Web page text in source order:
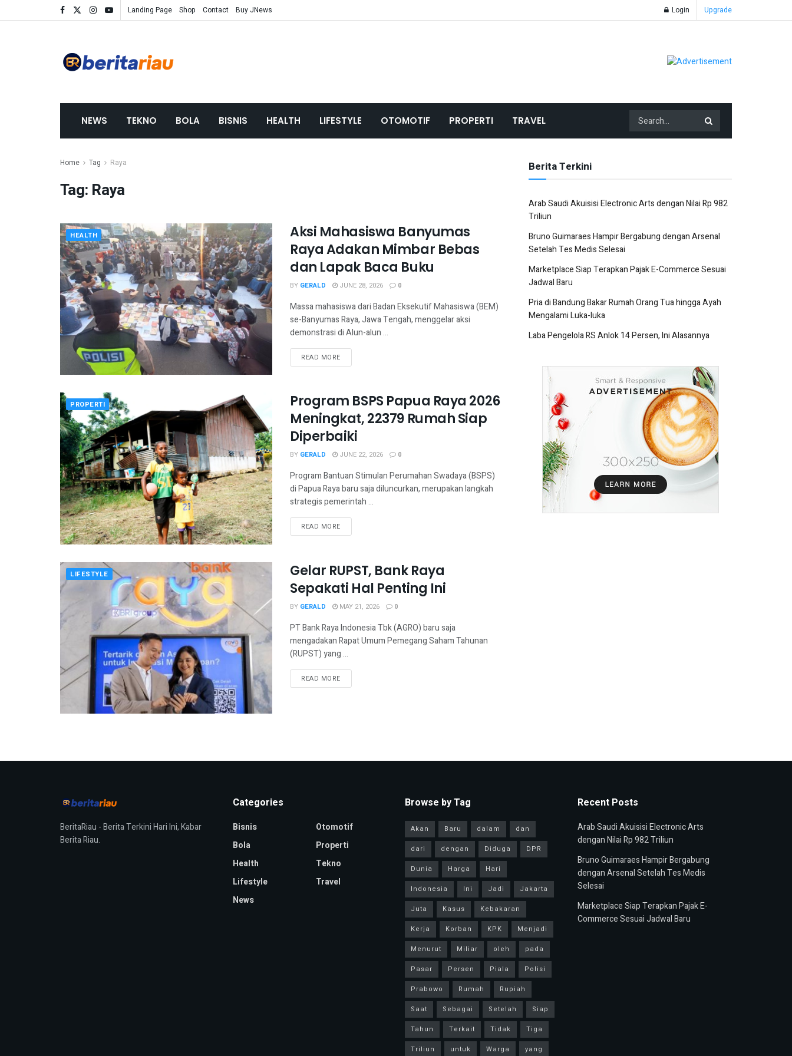
Landing Page Shop Contact Buy JNews Login Upgrade
NEWS TEKNO BOLA BISNIS HEALTH LIFESTYLE OTOMOTIF PROPERTI TRAVEL
Home Tag Raya
Tag: Raya
HEALTH
Aksi Mahasiswa Banyumas
Raya Adakan Mimbar Bebas
dan Lapak Baca Buku
BY GERALD JUNE 28, 2026 0
Massa mahasiswa dari Badan Eksekutif Mahasiswa (BEM)
se-Banyumas Raya, Jawa Tengah, menggelar aksi
demonstrasi di Alun-alun ...
READ MORE
PROPERTI
Program BSPS Papua Raya 2026
Meningkat, 22379 Rumah Siap
Diperbaiki
BY GERALD JUNE 22, 2026 0
Program Bantuan Stimulan Perumahan Swadaya (BSPS)
di Papua Raya baru saja diluncurkan, merupakan langkah
strategis pemerintah ...
READ MORE
LIFESTYLE
Gelar RUPST, Bank Raya
Sepakati Hal Penting Ini
BY GERALD MAY 21, 2026 0
PT Bank Raya Indonesia Tbk (AGRO) baru saja
mengadakan Rapat Umum Pemegang Saham Tahunan
(RUPST) yang ...
READ MORE
Berita Terkini
Arab Saudi Akuisisi Electronic Arts dengan Nilai Rp 982
Triliun
Bruno Guimaraes Hampir Bergabung dengan Arsenal
Setelah Tes Medis Selesai
Marketplace Siap Terapkan Pajak E-Commerce Sesuai
Jadwal Baru
Pria di Bandung Bakar Rumah Orang Tua hingga Ayah
Mengalami Luka-luka
Laba Pengelola RS Anlok 14 Persen, Ini Alasannya
BeritaRiau - Berita Terkini Hari Ini, Kabar
Berita Riau.
Categories
Bisnis
Bola
Health
Lifestyle
News
Otomotif
Properti
Tekno
Travel
Browse by Tag
Akan Baru dalam
dan
dari
dengan Diduga
DPR
Dunia
Harga
Hari
Indonesia
Ini Jadi
Jakarta
Juta
Kasus
Kebakaran
Kerja
Korban KPK
Menjadi
Menurut
Miliar oleh
pada
Pasar
Persen Piala
Polisi
Prabowo
Rumah
Rupiah
Saat
Sebagai Setelah
Siap
Tahun
Terkait Tidak
Tiga
Triliun
untuk Warga yang
Recent Posts
Arab Saudi Akuisisi Electronic Arts
dengan Nilai Rp 982 Triliun
Bruno Guimaraes Hampir Bergabung
dengan Arsenal Setelah Tes Medis
Selesai
Marketplace Siap Terapkan Pajak E-
Commerce Sesuai Jadwal Baru